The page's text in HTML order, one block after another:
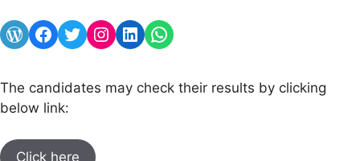
WordPress
UGC NET results declared
UGC NET resultUGC NET results declared
UGC Net result declared by NTA
The candidates may check their results by clicking
below link:
Click here